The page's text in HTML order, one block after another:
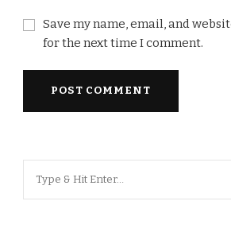
Save my name, email, and
for the next time I comment.